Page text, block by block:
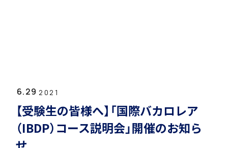
6.29 2021
【受験生の皆様へ】「国際バカロレア
（IBDP）コース説明会」開催のお知ら
学校長挨拶